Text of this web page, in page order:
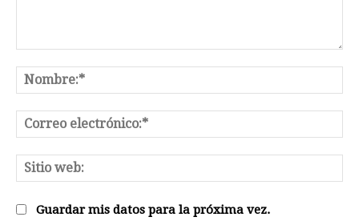
Guardar mis datos para la próxima vez.